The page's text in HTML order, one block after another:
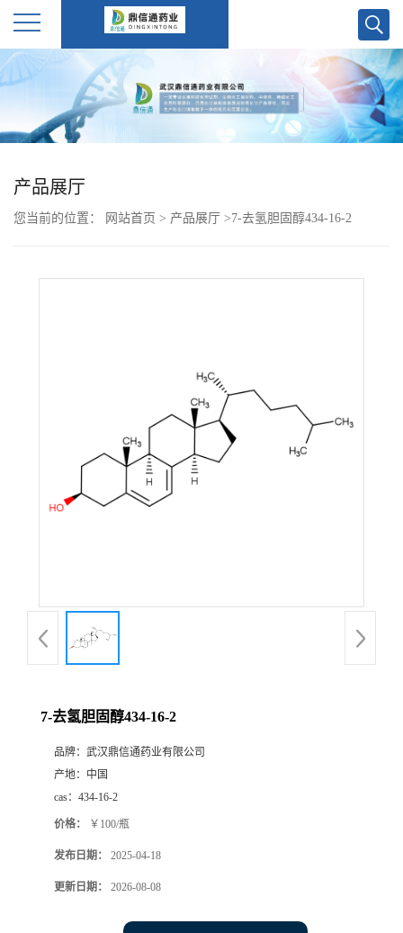
公
产
产品展厅
您当前的位置： 网站首页 > 产品展厅 >7-去氢胆固醇434-16-2
7-去氢胆固醇434-16-2
品牌： 武汉鼎信通药业有限公司
产地： 中国
cas： 434-16-2
价格： ￥100/瓶
发布日期： 2025-04-18
更新日期： 2026-08-08